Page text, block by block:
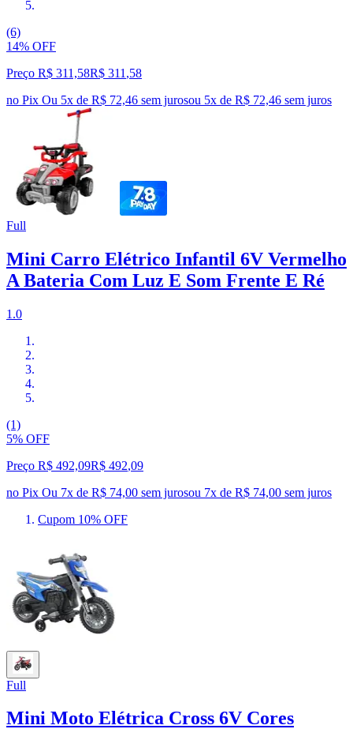
(6)
14% OFF
Preço R$ 311,58R$ 311 ,58
no Pix Ou 5x de R$ 72,46 sem jurosou 5x de R$ 72,46 sem juros
Full
Mini Carro Elétrico Infantil 6V Vermelho
A Bateria Com Luz E Som Frente E Ré
1.0
(1)
5% OFF
Preço R$ 492,09R$ 492,09
no Pix Ou 7x de R$ 74,00 sem jurosou 7x de R$ 74,00 sem juros
Cupom 10% OFF
Full
Mini Moto Elétrica Cross 6V Cores